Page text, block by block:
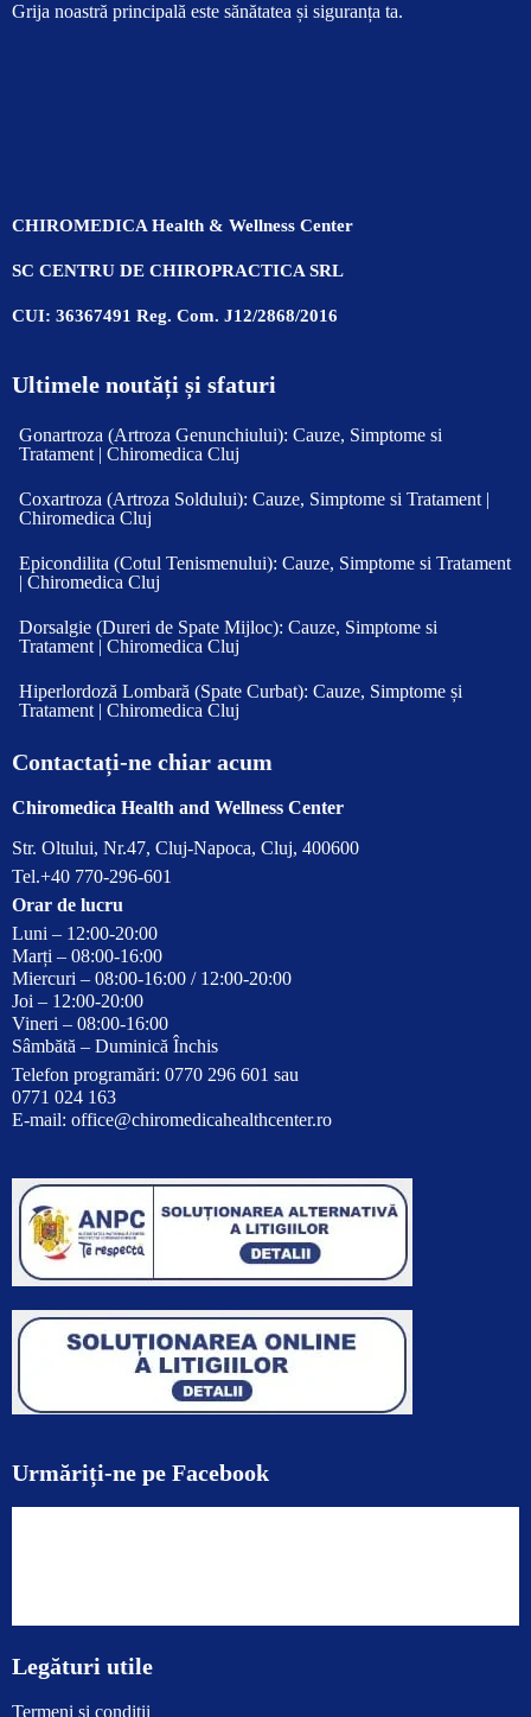
Grija noastră principală este sănătatea și siguranța ta.
CHIROMEDICA Health & Wellness Center
SC CENTRU DE CHIROPRACTICA SRL
CUI: 36367491 Reg. Com. J12/2868/2016
Ultimele noutăți și sfaturi
Gonartroza (Artroza Genunchiului): Cauze, Simptome si
Tratament | Chiromedica Cluj
Coxartroza (Artroza Soldului): Cauze, Simptome si Tratament |
Chiromedica Cluj
Epicondilita (Cotul Tenismenului): Cauze, Simptome si Tratament
| Chiromedica Cluj
Dorsalgie (Dureri de Spate Mijloc): Cauze, Simptome si
Tratament | Chiromedica Cluj
Hiperlordoză Lombară (Spate Curbat): Cauze, Simptome și
Tratament | Chiromedica Cluj
Contactați-ne chiar acum
Chiromedica Health and Wellness Center
Str. Oltului, Nr.47, Cluj-Napoca, Cluj, 400600
Tel.+40 770-296-601
Orar de lucru
Luni – 12:00-20:00
Marți – 08:00-16:00
Miercuri – 08:00-16:00 / 12:00-20:00
Joi – 12:00-20:00
Vineri – 08:00-16:00
Sâmbătă – Duminică Închis
Telefon programări: 0770 296 601 sau
0771 024 163
E-mail: office@chiromedicahealthcenter.ro
Urmăriți-ne pe Facebook
Legături utile
Termeni și condiții